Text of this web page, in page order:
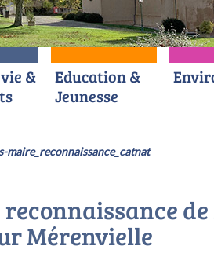
&
Education &
Jeunesse
maire_reconnaissance_catnat
Mérenvielle